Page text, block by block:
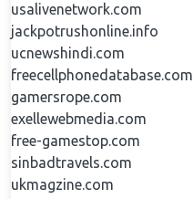
usalivenetwork.com
jackpotrushonline.info
ucnewshindi.com
freecellphonedatabase.com
gamersrope.com
exellewebmedia.com
free-gamestop.com
sinbadtravels.com
ukmagzine.com